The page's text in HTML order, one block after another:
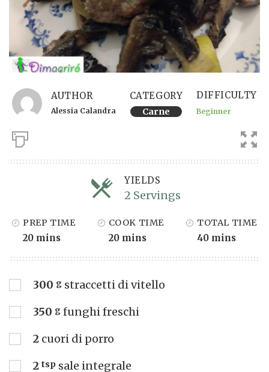
AUTHOR
Alessia Calandra
CATEGORY
Carne
DIFFICULTY
Beginner
YIELDS
2 Servings
PREP TIME
20 mins
COOK TIME
20 mins
TOTAL TIME
40 mins
300 g straccetti di vitello
350 g funghi freschi
2 cuori di porro
2 tsp sale integrale